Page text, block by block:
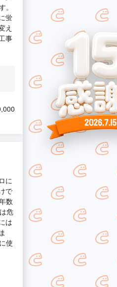
蛍
え
事
に
で
数
危
は
使